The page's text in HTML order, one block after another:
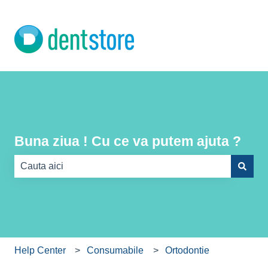
Buna ziua ! Cu ce va putem ajuta ?
Help Center Consumabile Ortodontie